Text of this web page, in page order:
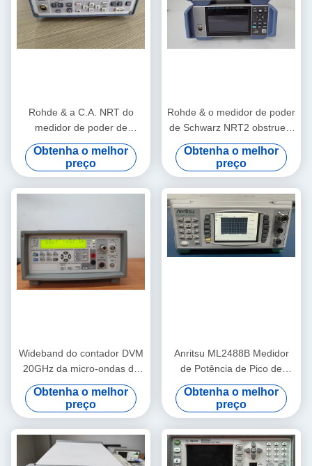
Rohde & a C.A. NRT do
medidor de poder de
Schwarz RF fornecem o
ônibus de 400 megahertz
IEEE
Obtenha o melhor
preço
Rohde & o medidor de poder
de Schwarz NRT2 obstruem
dentro prático de múltiplos
propósitos
Obtenha o melhor
preço
Wideband do contador DVM
20GHz da micro-ondas do
medidor de poder de Agilent
53147A RF ultra
Obtenha o melhor
preço
Anritsu ML2488B Medidor
de Potência de Pico de
Banda Larga com Largura
de Banda de Vídeo de 400
MHz, Entrada de Canal
Duplo e Taxa de
Amostragem de 64 Ms/s
Obtenha o melhor
preço